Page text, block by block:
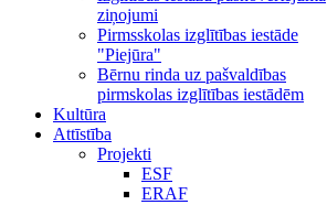
ziņojumi
Pirmsskolas izglītības iestāde
"Piejūra"
Bērnu rinda uz pašvaldības
pirmskolas izglītības iestādēm
Kultūra
Attīstība
Projekti
ESF
ERAF